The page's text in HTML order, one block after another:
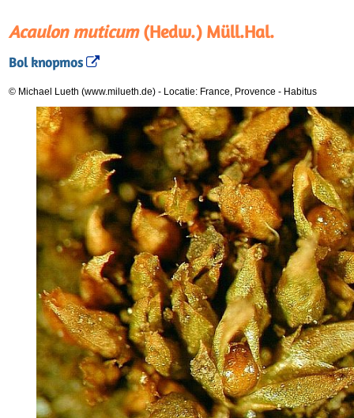
Acaulon muticum(Hedw.) Müll.Hal.
Bol knopmos
© Michael Lueth (www.milueth.de) - Locatie: France, Provence - Habitus